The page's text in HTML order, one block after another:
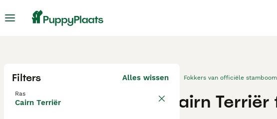
Filters Alles wissen
Ras
Cairn Terriër
Fokkers van officiële
Cairn